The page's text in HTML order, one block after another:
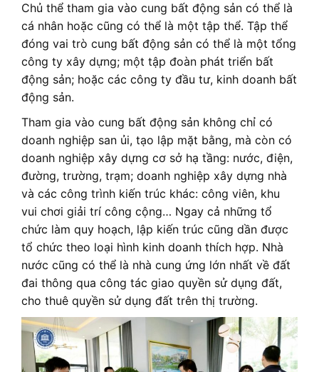
Chủ thể tham gia vào cung bất động sản có thể là
cá nhân hoặc cũng có thể là một tập thể. Tập thể
đóng vai trò cung bất động sản có thể là một tổng
công ty xây dựng; một tập đoàn phát triển bất
động sản; hoặc các công ty đầu tư, kinh doanh bất
động sản.
Tham gia vào cung bất động sản không chỉ có
doanh nghiệp san ủi, tạo lập mặt bằng, mà còn có
doanh nghiệp xây dựng cơ sở hạ tầng: nước, điện,
đường, trường, trạm; doanh nghiệp xây dựng nhà
và các công trình kiến trúc khác: công viên, khu
vui chơi giải trí công cộng… Ngay cả những tổ
chức làm quy hoạch, lập kiến trúc cũng dần được
tổ chức theo loại hình kinh doanh thích hợp. Nhà
nước cũng có thể là nhà cung ứng lớn nhất về đất
đai thông qua công tác giao quyền sử dụng đất,
cho thuê quyền sử dụng đất trên thị trường.